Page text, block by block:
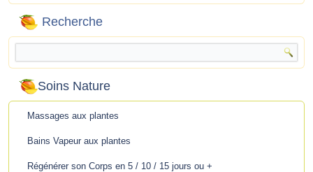
Recherche
Soins Nature
Massages aux plantes
Bains Vapeur aux plantes
Régénérer son Corps en 5 / 10 / 15 jours ou +